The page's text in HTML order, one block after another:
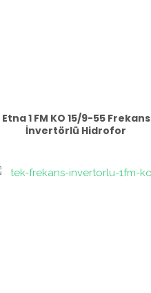
Etna 1 FM KO 15/9-55 Frekans
İnvertörlü Hidrofor